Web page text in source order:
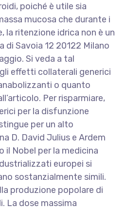
poiché è utile sia
mucosa che durante i
la ritenzione idrica non è un
di Savoia 12 20122 Milano
Si veda a tal
effetti collaterali generici
o quanto
Per risparmiare,
per la disfunzione
per un alto
D. David Julius e Ardem
il Nobel per la medicina
europei si
sostanzialmente simili.
produzione popolare di
La dose massima